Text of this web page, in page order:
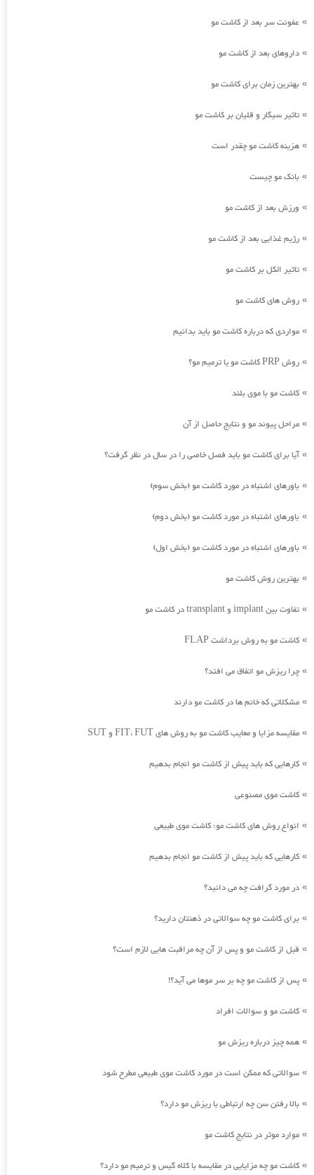
» عفونت سر بعد از کاشت مو
» داروهای بعد از کاشت مو
» بهترین زمان برای کاشت مو
» تاثیر سیگار و قلیان بر کاشت مو
» هزینه کاشت مو چقدر است
» بانک مو چیست
» ورزش بعد از کاشت مو
» رژیم غذایی بعد از کاشت مو
» تاثیر الکل بر کاشت مو
» روش های کاشت مو
» مواردی که درباره کاشت مو باید بدانیم
» روش PRP کاشت مو یا ترمیم مو؟
» کاشت مو با موی بلند
» مراحل پیوند مو و نتایج حاصل از آن
»آیا برای کاشت مو باید فصل خاصی را در سال در نظر گرفت؟
» باورهای اشتباه در مورد کاشت مو (بخش سوم)
» باورهای اشتباه در مورد کاشت مو (بخش دوم)
» باورهای اشتباه در مورد کاشت مو (بخش اول)
» بهترین روش کاشت مو
» تفاوت بین implant و transplant در کاشت مو
» کاشت مو به روش برداشت FLAP
» چرا ریزش مو اتفاق می افتد؟
» مشکلاتی که خانم ها در کاشت مو دارند
» مقایسه مزایا و معایب کاشت مو به روش های FIT، FUT و SUT
» کارهایی که باید پیش از کاشت مو انجام بدهیم
» کاشت موی مصنوعی
» انواع روش های کاشت مو: کاشت موی طبیعی
» کارهایی که باید پیش از کاشت مو انجام بدهیم
» در مورد گرافت چه می دانید؟
» برای کاشت مو چه سوالاتی در ذهنتان دارید؟
» قبل از کاشت مو و پس از آن چه مراقبت هایی لازم است؟
» پس از کاشت مو چه بر سر موها می آید؟!
» کاشت مو و سوالات افراد
» همه چیز درباره ریزش مو
» سوالاتی که ممکن است در مورد کاشت موی طبیعی مطرح شود
» بالا رفتن سن چه ارتباطی با ریزش مو دارد؟
» موارد موثر در نتایج کاشت مو
» کاشت مو چه مزایایی در مقایسه با کلاه گیس و ترمیم مو دارد؟